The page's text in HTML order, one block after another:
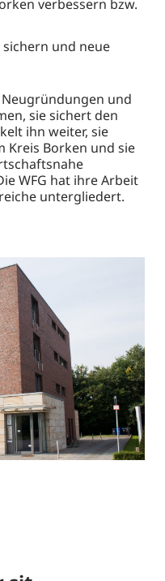
und neue
und
ihn weiter, sie
Borken und sie
WFG hat ihre Arbeit
untergliedert.